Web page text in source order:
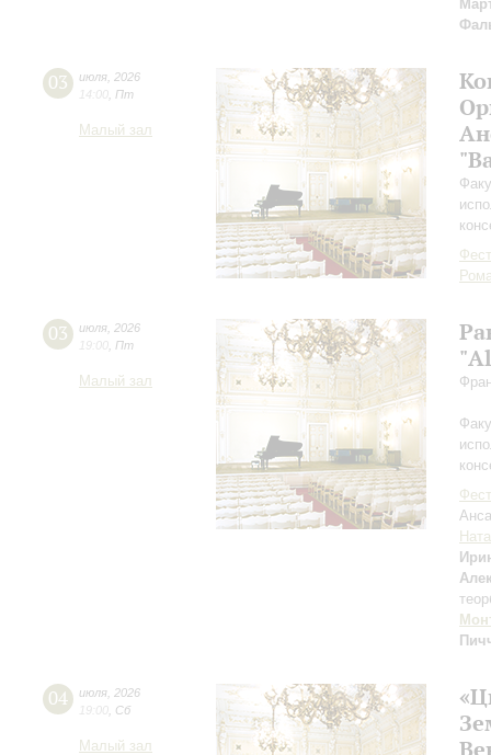
03 июля 2026
14:00 Пт
Малый зал
03 июля 2026
19:00 Пт
Малый зал
04 июля 2026
19:00 Сб
Малый зал